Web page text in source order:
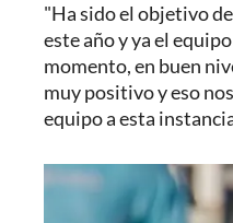
"Ha sido el objetivo
este año y ya el
momento, en buen
muy positivo y eso
equipo a esta